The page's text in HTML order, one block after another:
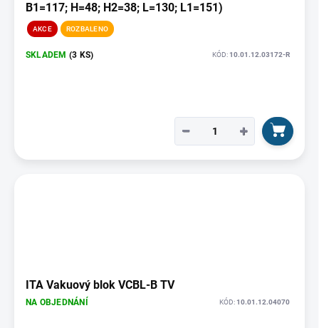
B1=117; H=48; H2=38; L=130; L1=151)
AKCE ROZBALENO
SKLADEM (3 KS) KÓD:10.01.12.03172-R
+
−
ITA Vakuový blok VCBL-B TV
NA OBJEDNÁNÍ KÓD:10.01.12.04070